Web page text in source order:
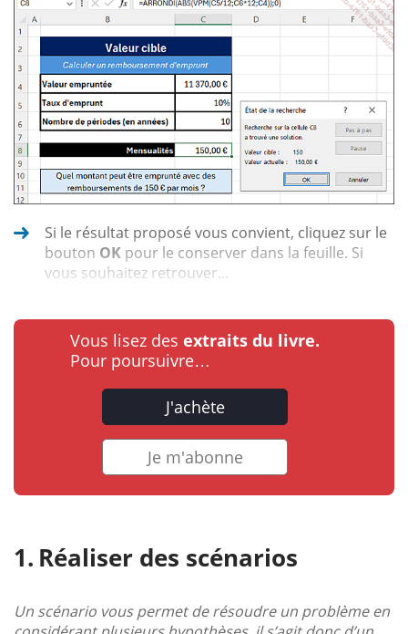
Si le résultat proposé vous convient, cliquez sur le
bouton OK pour le conserver dans la feuille. Si
vous souhaitez retrouver...
Vous lisez des extraits du livre.
Pour poursuivre…
J'achète
Je m'abonne
Réaliser des scénarios
Un scénario vous permet de résoudre un problème en